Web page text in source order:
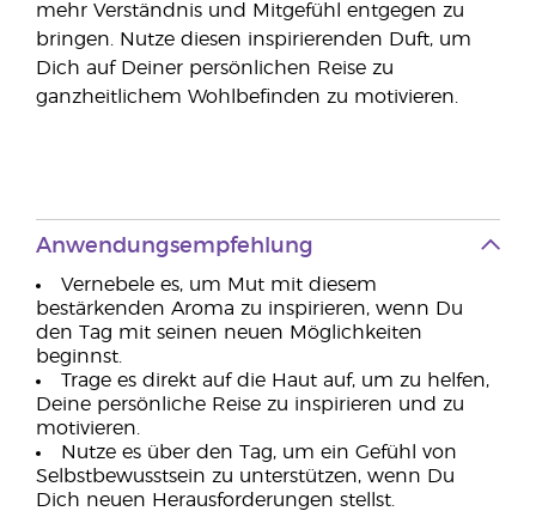
mehr Verständnis und Mitgefühl entgegen zu
bringen. Nutze diesen inspirierenden Duft, um
Dich auf Deiner persönlichen Reise zu
ganzheitlichem Wohlbefinden zu motivieren.
Anwendungsempfehlung
Vernebele es, um Mut mit diesem
bestärkenden Aroma zu inspirieren, wenn Du
den Tag mit seinen neuen Möglichkeiten
beginnst.
Trage es direkt auf die Haut auf, um zu helfen,
Deine persönliche Reise zu inspirieren und zu
motivieren.
Nutze es über den Tag, um ein Gefühl von
Selbstbewusstsein zu unterstützen, wenn Du
Dich neuen Herausforderungen stellst.